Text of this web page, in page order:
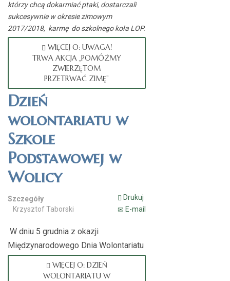
którzy chcą dokarmiać ptaki, dostarczali
sukcesywnie w okresie zimowym
2017/2018, karmę do szkolnego koła LOP.
WIĘCEJ O: UWAGA!
TRWA AKCJA „POMÓŻMY
ZWIERZĘTOM
PRZETRWAĆ ZIMĘ”
Dzień
wolontariatu w
Szkole
Podstawowej w
Wolicy
Drukuj
E-mail
Szczegóły
Krzysztof Taborski
W dniu 5 grudnia z okazji
Międzynarodowego Dnia Wolontariatu
WIĘCEJ O: DZIEŃ
WOLONTARIATU W